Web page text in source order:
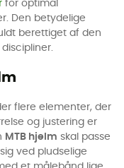
for optimal
Den betydelige
berettiget af den
flere elementer, der
og justering er
MTB hjelm skal passe
ved pludselige